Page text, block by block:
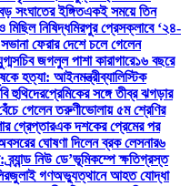
সংঘাতের ইঙ্গিতএকই সময়ে তিন
মিছিল নিষিদ্ধমিরপুর প্রেসক্লাবে ‘২৪-
না ফেরার দেশে চলে গেলেন
জগলুল পাশা কারাগারে১৬ বছরে
হত্যা: আইনমন্ত্রীব্যালিস্টিক
হুথিদেরপ্রেমিকের সঙ্গে তীব্র ঝগড়ার
গেলেন তরুণীভোলায় ৫ম শ্রেণির
গ্রেপ্তারএক দশকের প্রেমের পর
ঘোষণা দিলেন ব্রক লেসনার৬
নিউ ডে’ভূমিকম্পে ক্ষতিগ্রস্ত
জুলাই গণঅভ্যুত্থানে আহত যোদ্ধা